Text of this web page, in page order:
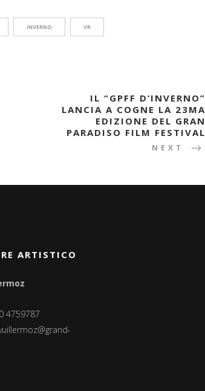
INVERNO VR
IL “GPFF D’INVERNO”
LANCIA A COGNE LA 23MA
EDIZIONE DEL GRAN
PARADISO FILM FESTIVAL
NEXT
ARTISTICO
4759787